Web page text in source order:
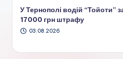
У Тернополі водій “Тойоти”
17000 грн штрафу
03.08.2026